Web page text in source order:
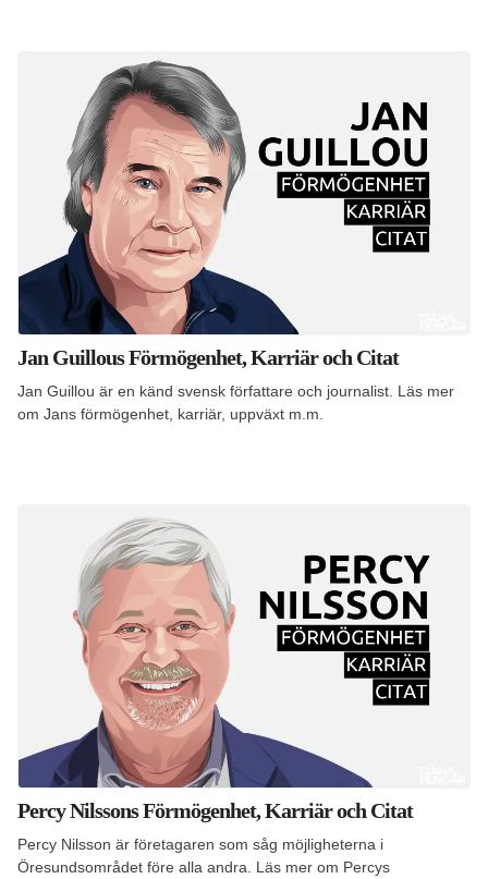
Jan Guillous Förmögenhet, Karriär och Citat
Jan Guillou är en känd svensk författare och journalist. Läs mer
om Jans förmögenhet, karriär, uppväxt m.m.
Percy Nilssons Förmögenhet, Karriär och Citat
Percy Nilsson är företagaren som såg möjligheterna i
Öresundsområdet före alla andra. Läs mer om Percys